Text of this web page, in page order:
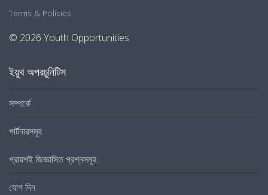
Terms & Policies
© 2026 Youth Opportunities
ইয়ুথ অপরচুনিটিস
সম্পর্কে
পার্টনারসমূহ
প্রায়শই জিজ্ঞাসিত প্রশ্নসমূহ
যোগ দিন